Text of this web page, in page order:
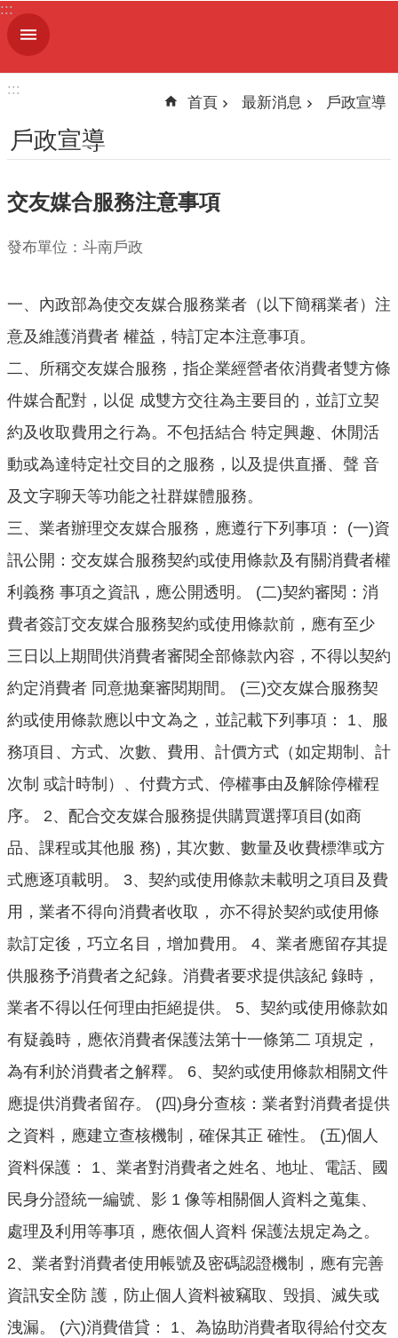
跳到主要內容區塊
進
階
關
介
民
服
務
口
統
最
新
消
息
公
資
訊
主
題
專
區
民
意
流
關
連
結
:::
:::
首頁 最新消息 戶政宣導
戶政宣導
交友媒合服務注意事項
發布單位：斗南戶政
一、內政部為使交友媒合服務業者（以下簡稱業者）注
意及維護消費者 權益，特訂定本注意事項。
二、所稱交友媒合服務，指企業經營者依消費者雙方條
件媒合配對，以促 成雙方交往為主要目的，並訂立契
約及收取費用之行為。不包括結合 特定興趣、休閒活
動或為達特定社交目的之服務，以及提供直播、聲 音
及文字聊天等功能之社群媒體服務。
三、業者辦理交友媒合服務，應遵行下列事項： (一)資
訊公開：交友媒合服務契約或使用條款及有關消費者權
利義務 事項之資訊，應公開透明。 (二)契約審閱：消
費者簽訂交友媒合服務契約或使用條款前，應有至少
三日以上期間供消費者審閱全部條款內容，不得以契約
約定消費者 同意拋棄審閱期間。 (三)交友媒合服務契
約或使用條款應以中文為之，並記載下列事項： 1、服
務項目、方式、次數、費用、計價方式（如定期制、計
次制 或計時制）、付費方式、停權事由及解除停權程
序。 2、配合交友媒合服務提供購買選擇項目(如商
品、課程或其他服 務)，其次數、數量及收費標準或方
式應逐項載明。 3、契約或使用條款未載明之項目及費
用，業者不得向消費者收取， 亦不得於契約或使用條
款訂定後，巧立名目，增加費用。 4、業者應留存其提
供服務予消費者之紀錄。消費者要求提供該紀 錄時，
業者不得以任何理由拒絕提供。 5、契約或使用條款如
有疑義時，應依消費者保護法第十一條第二 項規定，
為有利於消費者之解釋。 6、契約或使用條款相關文件
應提供消費者留存。 (四)身分查核：業者對消費者提供
之資料，應建立查核機制，確保其正 確性。 (五)個人
資料保護： 1、業者對消費者之姓名、地址、電話、國
民身分證統一編號、影 1 像等相關個人資料之蒐集、
處理及利用等事項，應依個人資料 保護法規定為之。
2、業者對消費者使用帳號及密碼認證機制，應有完善
資訊安全防 護，防止個人資料被竊取、毁損、滅失或
洩漏。 (六)消費借貸： 1、為協助消費者取得給付交友